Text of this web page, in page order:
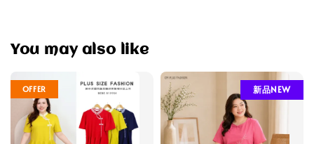
You may also like
OFFER 新品NEW